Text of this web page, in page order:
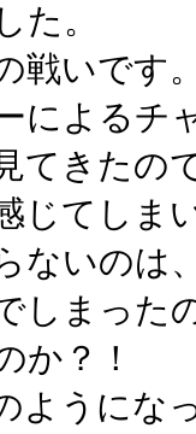
た。
戦いです
によるチ
てきたの
じてしま
ないのは
しまった
か？！
ようにな